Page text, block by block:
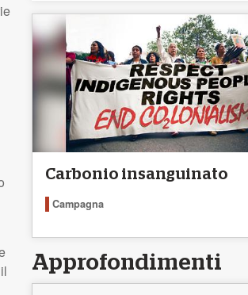
Carbonio insanguinato
Campagna
Approfondimenti